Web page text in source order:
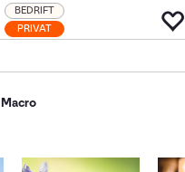
PRIVAT
BEDRIFT
Macro